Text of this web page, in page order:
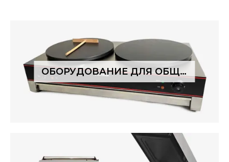
ОБОРУДОВАНИЕ ДЛЯ ОБЩЕПИТА